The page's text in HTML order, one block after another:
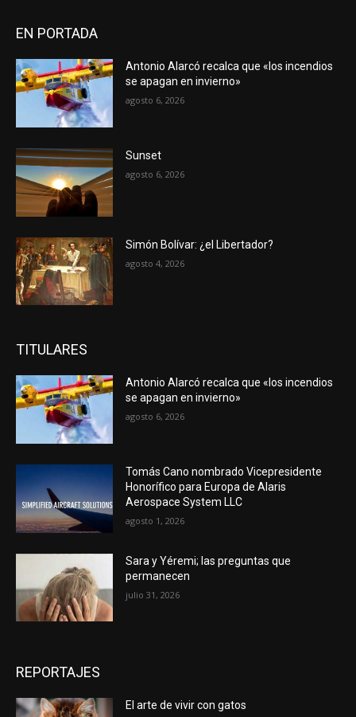
EN PORTADA
Antonio Alarcó recalca que «los incendios
se apagan en invierno»
agosto 6, 2026
Sunset
agosto 6, 2026
Simón Bolívar: ¿el Libertador?
agosto 4, 2026
TITULARES
Antonio Alarcó recalca que «los incendios
se apagan en invierno»
agosto 6, 2026
Tomás Cano nombrado Vicepresidente
Honorífico para Europa de Alaris
Aerospace System LLC
agosto 1, 2026
Sara y Yéremi; las preguntas que
permanecen
julio 31, 2026
REPORTAJES
El arte de vivir con gatos